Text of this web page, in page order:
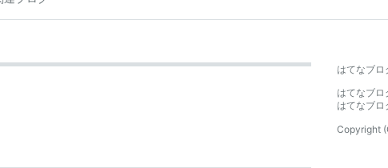
はてなブロ
はてなブロ
はてなブロ
Copyright